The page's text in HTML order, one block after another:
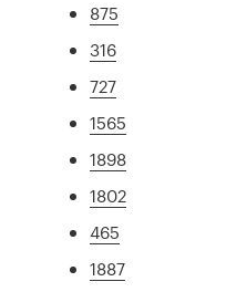
875
316
727
1565
1898
1802
465
1887